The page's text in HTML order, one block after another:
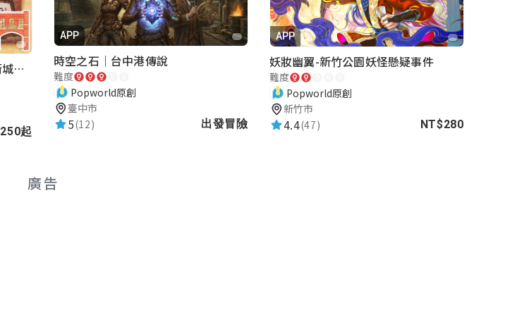
湖口老街-重返夢想街｜新竹老街城市解謎
250起
APP
時空之石｜台中港傳說
難度
Popworld原創
臺中市
5(12) 出發冒險
APP
妖妝幽翼-新竹公園妖怪懸疑事件
難度
Popworld原創
新竹市
4.4(47) NT$280
廣告